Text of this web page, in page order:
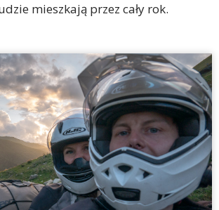
mieszkają przez cały rok.